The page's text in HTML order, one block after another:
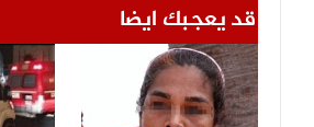
قد يعجبك ايضا